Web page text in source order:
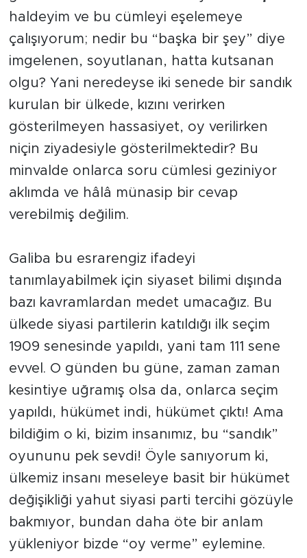
haldeyim ve bu cümleyi eşelemeye
çalışıyorum; nedir bu “başka bir şey” diye
imgelenen, soyutlanan, hatta kutsanan
olgu? Yani neredeyse iki senede bir sandık
kurulan bir ülkede, kızını verirken
gösterilmeyen hassasiyet, oy verilirken
niçin ziyadesiyle gösterilmektedir? Bu
minvalde onlarca soru cümlesi geziniyor
aklımda ve hâlâ münasip bir cevap
verebilmiş değilim.
Galiba bu esrarengiz ifadeyi
tanımlayabilmek için siyaset bilimi dışında
bazı kavramlardan medet umacağız. Bu
ülkede siyasi partilerin katıldığı ilk seçim
1909 senesinde yapıldı, yani tam 111 sene
evvel. O günden bu güne, zaman zaman
kesintiye uğramış olsa da, onlarca seçim
yapıldı, hükümet indi, hükümet çıktı! Ama
bildiğim o ki, bizim insanımız, bu “sandık”
oyununu pek sevdi! Öyle sanıyorum ki,
ülkemiz insanı meseleye basit bir hükümet
değişikliği yahut siyasi parti tercihi gözüyle
bakmıyor, bundan daha öte bir anlam
yükleniyor bizde “oy verme” eylemine.